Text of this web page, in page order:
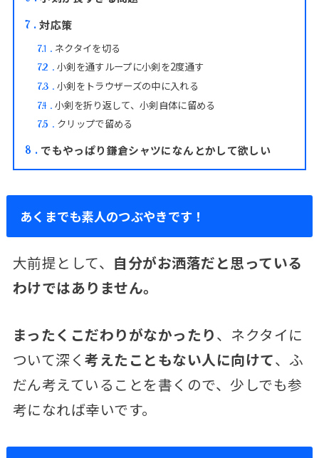
7 対応策
7.1 ネクタイを切る
7.2 小剣を通すループに小剣を2度通す
7.3 小剣をトラウザーズの中に入れる
7.4 小剣を折り返して、小剣自体に留める
7.5
クリップで留める
8
でもやっぱり鎌倉シャツになんとかして欲しい
あくまでも素人のつぶやきです！
大前提として、 自分がお洒落だと思っている
わけではありません。
まったくこだわりがなかったり、ネクタイに
ついて深く考えたこともない人に向けて、ふ
だん考えていることを書くので、少しでも参
考になれば幸いです。